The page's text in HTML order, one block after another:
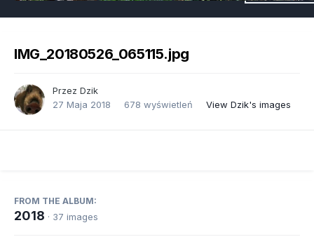
IMG_20180526_065115.jpg
Przez Dzik
27 Maja 2018
678 wyświetleń View Dzik's images
FROM THE ALBUM:
2018 · 37 images